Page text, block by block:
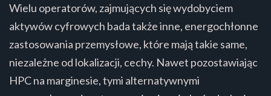
Wielu operatorów, zajmujących się wydobyciem
aktywów cyfrowych bada także inne, energochłonne
zastosowania przemysłowe, które mają takie same,
niezależne od lokalizacji, cechy. Nawet pozostawiając
HPC na marginesie, tymi alternatywnymi